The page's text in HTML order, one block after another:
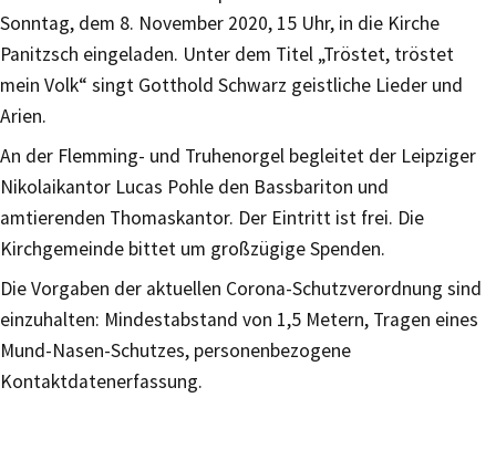
Sonntag, dem 8. November 2020, 15 Uhr, in die Kirche
Panitzsch eingeladen. Unter dem Titel „Tröstet, tröstet
mein Volk“ singt Gotthold Schwarz geistliche Lieder und
Arien.
An der Flemming- und Truhenorgel begleitet der Leipziger
Nikolaikantor Lucas Pohle den Bassbariton und
amtierenden Thomaskantor. Der Eintritt ist frei. Die
Kirchgemeinde bittet um großzügige Spenden.
Die Vorgaben der aktuellen Corona-Schutzverordnung sind
einzuhalten: Mindestabstand von 1,5 Metern, Tragen eines
Mund-Nasen-Schutzes, personenbezogene
Kontaktdatenerfassung.